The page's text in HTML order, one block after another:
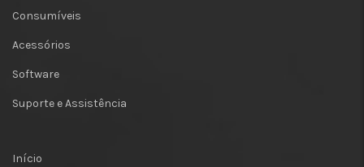
Consumíveis
Acessórios
Software
Suporte e Assistência
Início